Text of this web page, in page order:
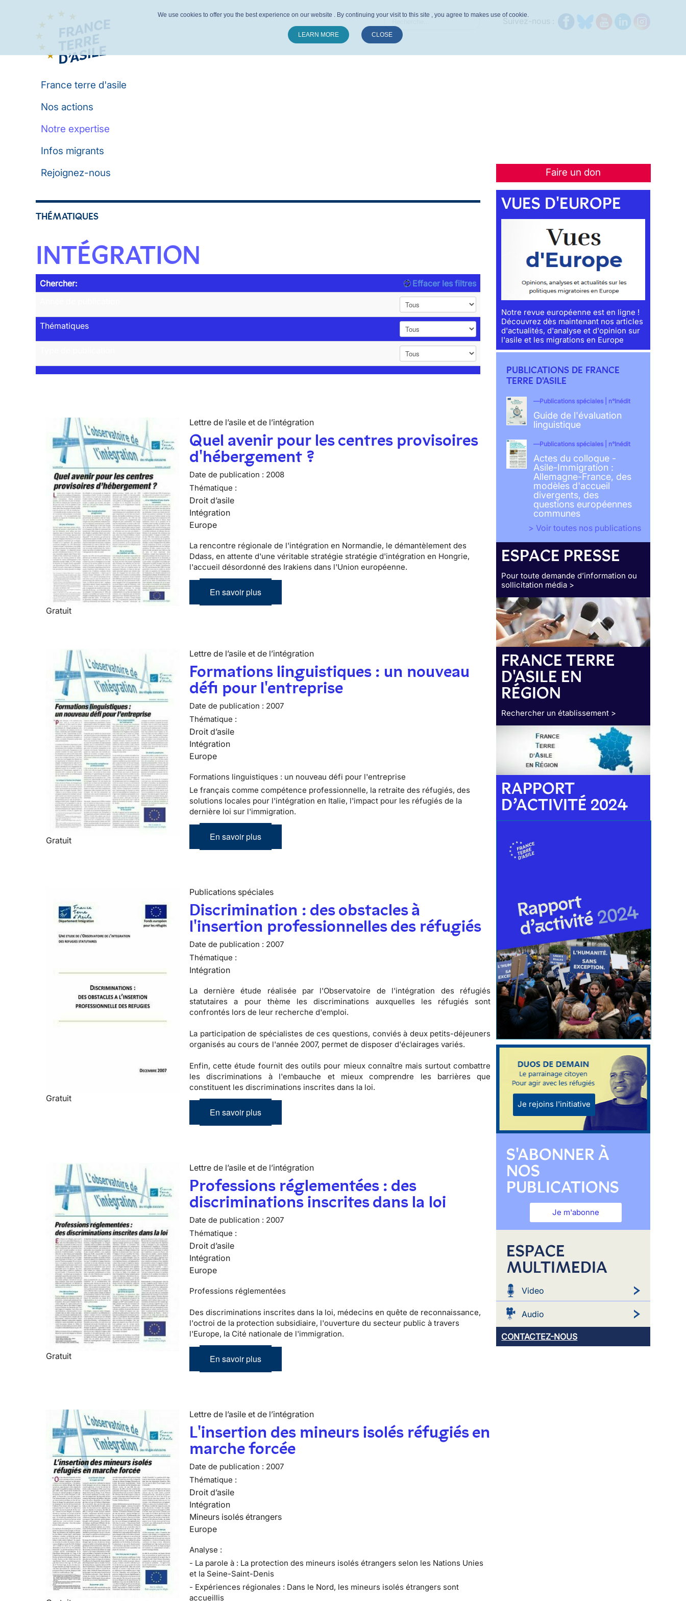
France terre d'asile
Nos actions
Notre expertise
Infos migrants
Faire un don
Rejoignez-nous
THÉMATIQUES
INTÉGRATION
Chercher:
Effacer les filtres
Thématiques
Gratuit
Lettre de l’asile et de l’intégration
Quel avenir pour les centres provisoires
d'hébergement ?
Date de publication : 2008
Thématique :
Droit d’asile
Intégration
Europe
La rencontre régionale de l'intégration en Normandie, le démantèlement des
Ddass, en attente d'une véritable stratégie stratégie d'intégration en Hongrie,
l'accueil désordonné des Irakiens dans l'Union européenne.
En savoir plus
Gratuit
Lettre de l’asile et de l’intégration
Formations linguistiques : un nouveau
défi pour l'entreprise
Date de publication : 2007
Thématique :
Droit d’asile
Intégration
Europe
Formations linguistiques : un nouveau défi pour l'entreprise
Le français comme compétence professionnelle, la retraite des réfugiés, des
solutions locales pour l'intégration en Italie, l'impact pour les réfugiés de la
dernière loi sur l'immigration.
En savoir plus
Gratuit
Publications spéciales
Discrimination : des obstacles à
l'insertion professionnelles des réfugiés
Date de publication : 2007
Thématique :
Intégration
La dernière étude réalisée par l'Observatoire de l'intégration des réfugiés
statutaires a pour thème les discriminations auxquelles les réfugiés sont
confrontés lors de leur recherche d'emploi.
La participation de spécialistes de ces questions, conviés à deux petits-déjeuners
organisés au cours de l'année 2007, permet de disposer d'éclairages variés.
Enfin, cette étude fournit desoutils pour mieux connaître mais surtout combattre
lesdiscriminations à l'embauche et mieux comprendre les barrières que
constituent lesdiscriminations inscrites dans la loi.
En savoir plus
Gratuit
Lettre de l’asile et de l’intégration
Professions réglementées : des
discriminations inscrites dans la loi
Date de publication : 2007
Thématique :
Droit d’asile
Intégration
Europe
Professions réglementées
Des discriminations inscrites dans la loi, médecins en quête de reconnaissance,
l'octroi de la protection subsidiaire, l'ouverture du secteur public à travers
l'Europe, la Cité nationale de l'immigration.
En savoir plus
Lettre de l’asile et de l’intégration
L'insertion des mineurs isolés réfugiés en
marche forcée
Date de publication : 2007
Thématique :
Droit d’asile
Intégration
Mineurs isolés étrangers
Europe
Analyse :
- La parole à : La protection des mineurs isolés étrangers selon les Nations Unies
et la Seine-Saint-Denis
- Expériences régionales : Dans le Nord, les mineurs isolés étrangers sont
accueillis
VUES D'EUROPE
Notre revue européenne est en ligne !
Découvrez dès maintenant nos articles
d'actualités, d'analyse et d'opinion sur
l'asile et les migrations en Europe
PUBLICATIONS DE FRANCE
TERRE D'ASILE
Publications spéciales | n°Inédit
Guide de l'évaluation
linguistique
Publications spéciales | n°Inédit
Actes du colloque -
Asile-Immigration :
Allemagne-France, des
modèles d'accueil
divergents, des
questions européennes
communes
> Voir toutes nos publications
ESPACE PRESSE
Pour toute demande d’information ou
sollicitation média >
FRANCE TERRE
D'ASILE EN
RÉGION
Rechercher un établissement >
RAPPORT
D’ACTIVITÉ 2024
Je rejoins l'initiative
S'ABONNER À
NOS
PUBLICATIONS
Je m'abonne
ESPACE
MULTIMEDIA
Video
Audio
CONTACTEZ-NOUS
We use cookies to offer you the best experience on our website . By continuing your visit to this site , you agree to makes use of cookie.
LEARN MORE CLOSE